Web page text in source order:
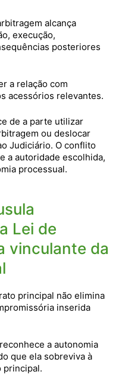
alcança
execução,
posteriores
a relação com
acessórios relevantes.
de a parte utilizar
ou deslocar
Judiciário. O conflito
a autoridade escolhida,
processual.
Lei de
vinculante da
principal não elimina
inserida
reconhece a autonomia
que ela sobreviva à
principal.